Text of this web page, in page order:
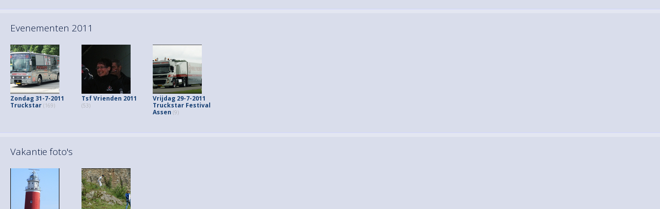
Evenementen 2011
Zondag 31-7-2011
Truckstar (169)
Tsf Vrienden 2011
(53)
Vrijdag 29-7-2011
Truckstar Festival
Assen (9)
Vakantie foto's